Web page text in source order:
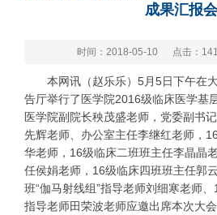
成果汇报会
时间：2018-05-10 点击： 141
本网讯（赵乐乐）5月5日下午在
告厅举行了医学院2016级临床医学基
医学院副院长秧茂盛老师，党委副书
先辉老师、办公室主任李继红老师，
华老师，16级临床二班班主任李晶晶
任侯娟老师，16级临床四班班主任郭
班“伽马射线组”指导老师刘细寒老师、
指导老师田荣波老师应邀出席本次大会